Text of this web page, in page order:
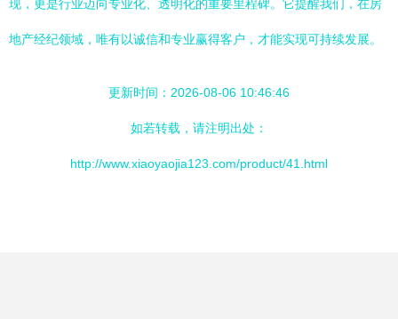
现，更是行业迈向专业化、透明化的重要里程碑。它提醒我们，在房
地产经纪领域，唯有以诚信和专业赢得客户，才能实现可持续发展。
更新时间：2026-08-06 10:46:46
如若转载，请注明出处：
http://www.xiaoyaojia123.com/product/41.html